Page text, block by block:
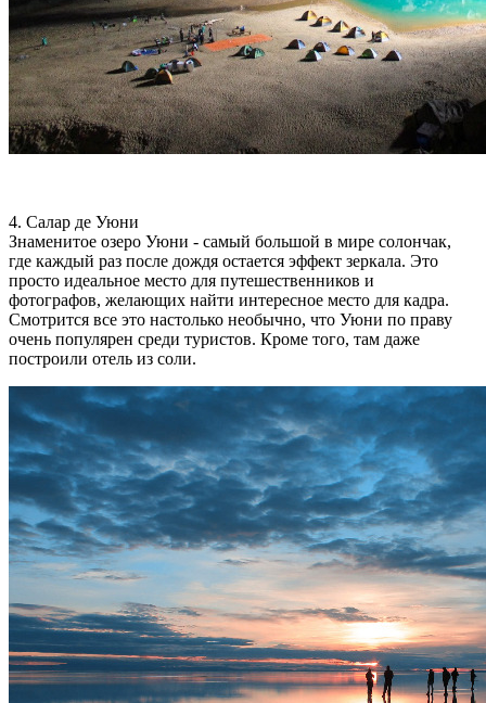
4. Салар де Уюни
Знаменитое озеро Уюни - самый большой в мире солончак,
где каждый раз после дождя остается эффект зеркала. Это
просто идеальное место для путешественников и
фотографов, желающих найти интересное место для кадра.
Смотрится все это настолько необычно, что Уюни по праву
очень популярен среди туристов. Кроме того, там даже
построили отель из соли.